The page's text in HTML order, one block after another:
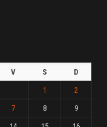
V S
D
1
2
7 8
9